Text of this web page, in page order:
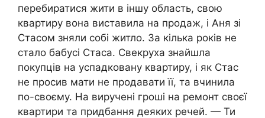
перебиратися жити в іншу область, свою
квартиру вона виставила на продаж, і Аня зі
Стасом зняли собі житло. За кілька років не
стало бабусі Стаса. Свекруха знайшла
покупців на успадковану квартиру, і як Стас
не просив мати не продавати її, та вчинила
по-своєму. На виручені гроші на ремонт своєї
квартири та придбання деяких речей. — Ти